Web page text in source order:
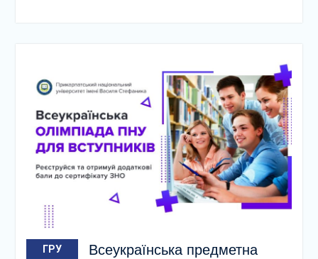
ГРУ
Всеукраїнська предметна